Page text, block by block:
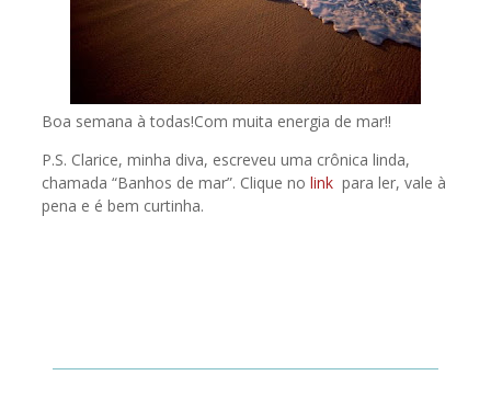
Boa semana à todas!Com muita energia de mar!!
P.S. Clarice, minha diva, escreveu uma crônica linda,
chamada “Banhos de mar”. Clique no linkpara ler, vale à
pena e é bem curtinha.